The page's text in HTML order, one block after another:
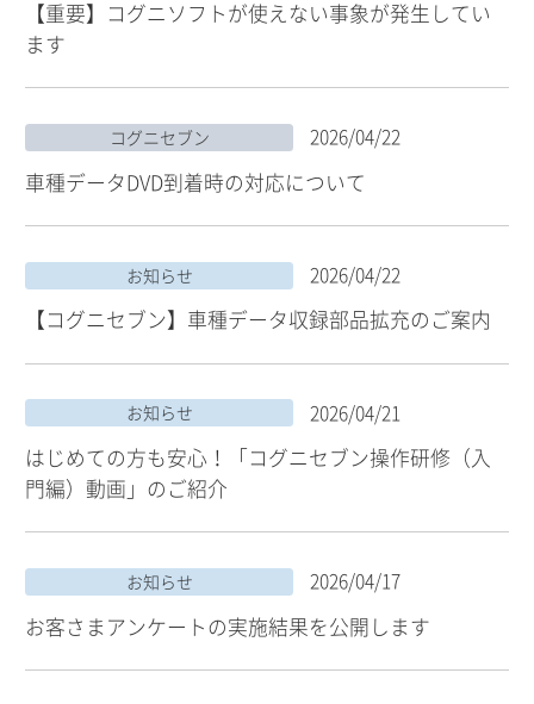
【重要】コグニソフトが使えない事象が発生してい
ます
コグニセブン 2026/04/22
車種データDVD到着時の対応について
お知らせ 2026/04/22
【コグニセブン】車種データ収録部品拡充のご案内
お知らせ 2026/04/21
はじめての方も安心！「コグニセブン操作研修（入
門編）動画」のご紹介
お知らせ 2026/04/17
お客さまアンケートの実施結果を公開します